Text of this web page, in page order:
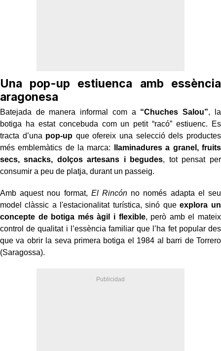
Una pop-up estiuenca amb essència
aragonesa
Batejada de manera informal com a “Chuches Salou”, la
botiga ha estat concebuda com un petit “racó” estiuenc. Es
tracta d’una pop-up que ofereix una selecció dels productes
més emblemàtics de la marca:
llaminadures a granel, fruits
secs, snacks, dolços artesans i begudes, tot pensat per
consumir a peu de platja, durant un passeig.
Amb aquest nou format, El Rincónno només adapta el seu
model clàssic a l'estacionalitat turística, sinó queexplora un
concepte de botiga més àgil i flexible, però amb el mateix
control de qualitat i l’essència familiar que l’ha fet popular des
que va obrir la seva primera botiga el 1984 al barri de Torrero
(Saragossa).